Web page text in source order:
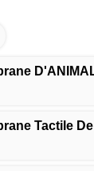
Tactile